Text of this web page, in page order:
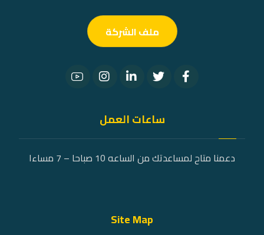
ملف الشركة
ساعات العمل
دعمنا متاح لمساعدتك من الساعه 10 صباحا – 7 مساءا
Site Map